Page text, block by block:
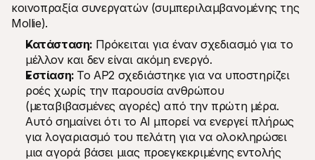
κοινοπραξία συνεργατών (συμπεριλαμβανομένης της
Mollie).
Κατάσταση: Πρόκειται για έναν σχεδιασμό για το
μέλλον και δεν είναι ακόμη ενεργό.
Εστίαση: Το AP2 σχεδιάστηκε για να υποστηρίζει
ροές χωρίς την παρουσία ανθρώπου
(μεταβιβασμένες αγορές) από την πρώτη μέρα.
Αυτό σημαίνει ότι το AI μπορεί να ενεργεί πλήρως
για λογαριασμό του πελάτη για να ολοκληρώσει
μια αγορά βάσει μιας προεγκεκριμένης εντολής